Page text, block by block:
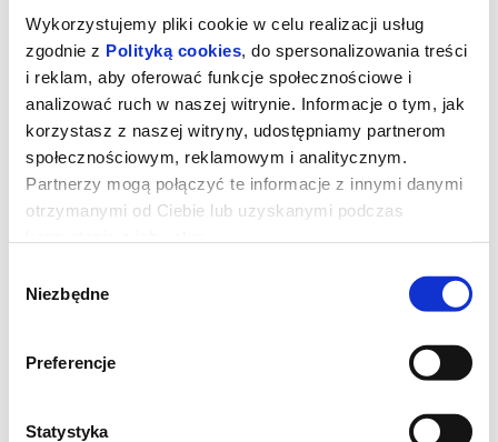
Wykorzystujemy pliki cookie w celu realizacji usług
zgodnie z Polityką cookies, do spersonalizowania treści
i reklam, aby oferować funkcje społecznościowe i
analizować ruch w naszej witrynie. Informacje o tym, jak
korzystasz z naszej witryny, udostępniamy partnerom
społecznościowym, reklamowym i analitycznym.
Partnerzy mogą połączyć te informacje z innymi danymi
otrzymanymi od Ciebie lub uzyskanymi podczas
zgody
Niezbędne
Preferencje
Statystyka